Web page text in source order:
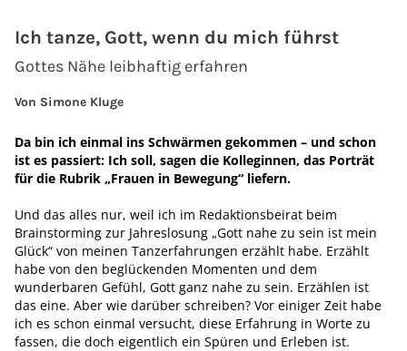
Ich tanze, Gott, wenn du mich führst
Gottes Nähe leibhaftig erfahren
Von Simone Kluge
Da bin ich einmal ins Schwärmen gekommen – und schon
ist es passiert: Ich soll, sagen die Kolleginnen, das Porträt
für die Rubrik „Frauen in Bewegung“ liefern.
Und das alles nur, weil ich im Redaktionsbeirat beim
Brainstorming zur Jahreslosung „Gott nahe zu sein ist mein
Glück“ von meinen Tanzerfahrungen erzählt habe. Erzählt
habe von den beglückenden Momenten und dem
wunderbaren Gefühl, Gott ganz nahe zu sein. Erzählen ist
das eine. Aber wie darüber schreiben? Vor einiger Zeit habe
ich es schon einmal versucht, diese Erfahrung in Worte zu
fassen, die doch eigentlich ein Spüren und Erleben ist.